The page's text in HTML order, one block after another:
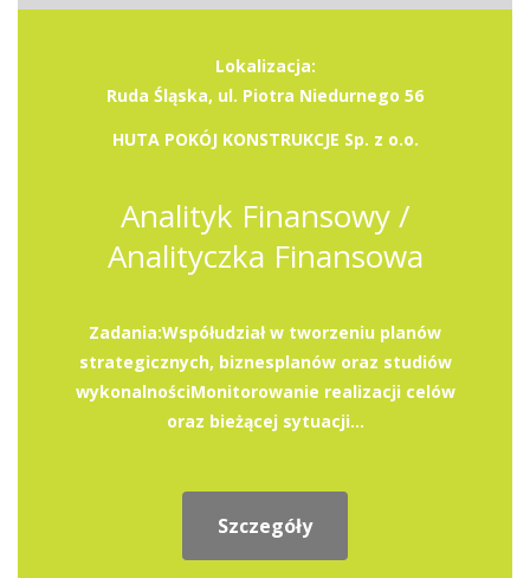
Lokalizacja:
Ruda Śląska, ul. Piotra Niedurnego 56
HUTA POKÓJ KONSTRUKCJE Sp. z o.o.
Analityk Finansowy /
Analityczka Finansowa
Zadania:Współudział w tworzeniu planów
strategicznych, biznesplanów oraz studiów
wykonalnościMonitorowanie realizacji celów
oraz bieżącej sytuacji...
Szczegóły